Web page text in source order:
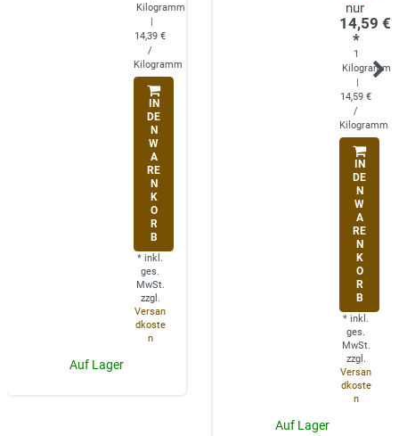
Kilogramm
|
14,39 €
/
Kilogramm
IN
DE
N
W
A
RE
N
K
O
R
B
* inkl.
ges.
MwSt.
zzgl.
Versan
dkoste
n
Auf Lager
14,59 €
*
1
Kilogramm
|
14,59 €
/
Kilogramm
IN
DE
N
W
A
RE
N
K
O
R
B
* inkl.
ges.
MwSt.
zzgl.
Versan
dkoste
n
Auf Lager